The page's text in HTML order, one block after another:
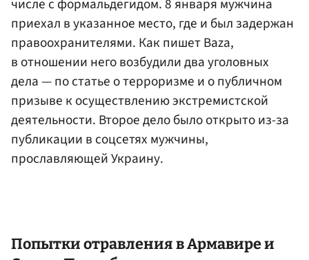
числе с формальдегидом. 8 января мужчина
приехал в указанное место, где и был задержан
правоохранителями. Как пишет Baza,
в отношении него возбудили два уголовных
дела — по статье о терроризме и о публичном
призыве к осуществлению экстремистской
деятельности. Второе дело было открыто из-за
публикации в соцсетях мужчины,
прославляющей Украину.
Попытки отравления вАрмавиреи